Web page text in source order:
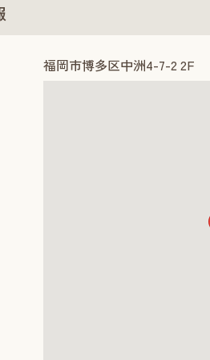
福岡市博多区中洲4-7-2 2F